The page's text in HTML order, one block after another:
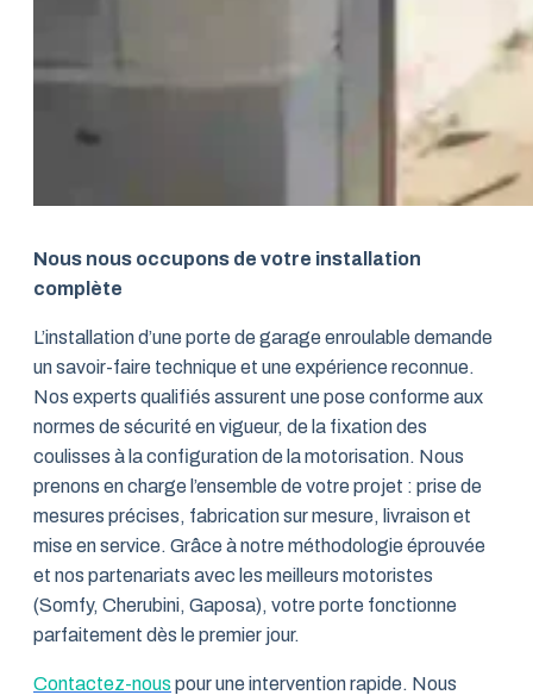
Nous nous occupons de votre installation
complète
L’installation d’une porte de garage enroulable demande
un savoir-faire technique et une expérience reconnue.
Nos experts qualifiés assurent une pose conforme aux
normes de sécurité en vigueur, de la fixation des
coulisses à la configuration de la motorisation. Nous
prenons en charge l’ensemble de votre projet : prise de
mesures précises, fabrication sur mesure, livraison et
mise en service. Grâce à notre méthodologie éprouvée
et nos partenariats avec les meilleurs motoristes
(Somfy, Cherubini, Gaposa), votre porte fonctionne
parfaitement dès le premier jour.
Contactez-nous pour une intervention rapide. Nous